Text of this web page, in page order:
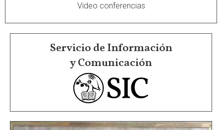
Video conferencias
Servicio de Información
y Comunicación